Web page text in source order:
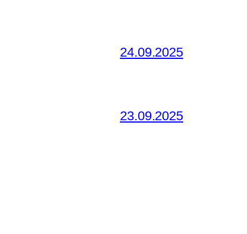
24.09.2025
23.09.2025